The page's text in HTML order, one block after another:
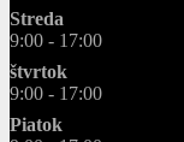
Streda
9:00 - 17:00
štvrtok
9:00 - 17:00
Piatok